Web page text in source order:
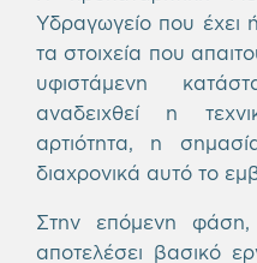
Υδραγωγείο που έχει
τα στοιχεία που
υφιστάμενη
αναδειχθεί η
αρτιότητα, η
διαχρονικά αυτό το
Στην επόμενη
αποτελέσει βασικό